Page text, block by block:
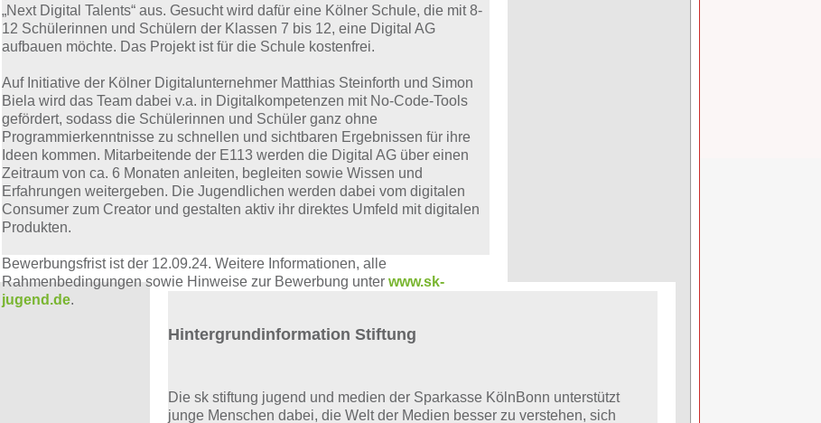
„Next Digital Talents“ aus. Gesucht wird dafür eine Kölner Schule, die mit 8-
12 Schülerinnen und Schülern der Klassen 7 bis 12, eine Digital AG
aufbauen möchte. Das Projekt ist für die Schule kostenfrei.
Auf Initiative der Kölner Digitalunternehmer Matthias Steinforth und Simon
Biela wird das Team dabei v.a. in Digitalkompetenzen mit No-Code-Tools
gefördert, sodass die Schülerinnen und Schüler ganz ohne
Programmierkenntnisse zu schnellen und sichtbaren Ergebnissen für ihre
Ideen kommen. Mitarbeitende der E113 werden die Digital AG über einen
Zeitraum von ca. 6 Monaten anleiten, begleiten sowie Wissen und
Erfahrungen weitergeben. Die Jugendlichen werden dabei vom digitalen
Consumer zum Creator und gestalten aktiv ihr direktes Umfeld mit digitalen
Produkten.
Bewerbungsfrist ist der 12.09.24. Weitere Informationen, alle
Rahmenbedingungen sowie Hinweise zur Bewerbung unter www.sk-
jugend.de.
‍Hintergrundinformation Stiftung
Die sk stiftung jugend und medien der Sparkasse KölnBonn unterstützt
junge Menschen dabei, die Welt der Medien besser zu verstehen, sich